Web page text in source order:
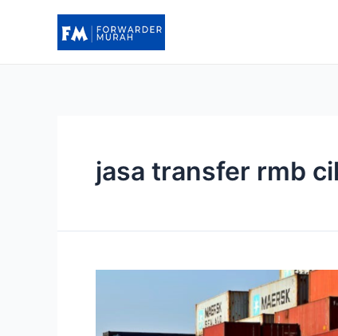
jasa transfer rmb